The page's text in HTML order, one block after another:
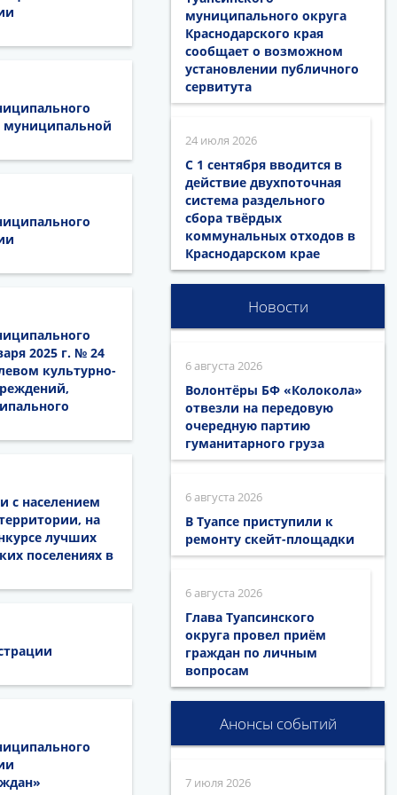
муниципальной
2025 г. № 24
культурно-
с населением
на
лучших
поселениях в
муниципального округа
Краснодарского края
сообщает о возможном
установлении публичного
сервитута
24 июля 2026
С 1 сентября вводится в
действие двухпоточная
система раздельного
сбора твёрдых
коммунальных отходов в
Краснодарском крае
Новости
6 августа 2026
Волонтёры БФ «Колокола»
отвезли на передовую
очередную партию
гуманитарного груза
6 августа 2026
В Туапсе приступили к
ремонту скейт-площадки
6 августа 2026
Глава Туапсинского
округа провел приём
граждан по личным
вопросам
Анонсы событий
7 июля 2026